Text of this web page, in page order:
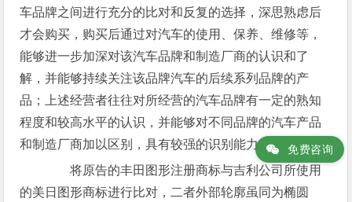
车品牌之间进行充分的比对和反复的选择，深思熟虑后
才会购买，购买后通过对汽车的使用、保养、维修等，
能够进一步加深对该汽车品牌和制造厂商的认识和了
解，并能够持续关注该品牌汽车的后续系列品牌的产
品；上述经营者往往对所经营的汽车品牌有一定的熟知
程度和较高水平的认识，并能够对不同品牌的汽车产品
和制造厂商加以区别，具有较强的识别能力。
将原告的丰田图形注册商标与吉利公司所使用
的美日图形商标进行比对，二者外部轮廓虽同为椭圆
免费咨询